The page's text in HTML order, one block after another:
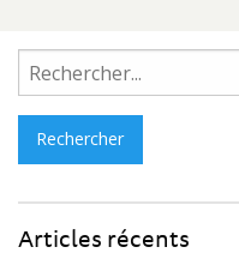
Rechercher :
Articles récents